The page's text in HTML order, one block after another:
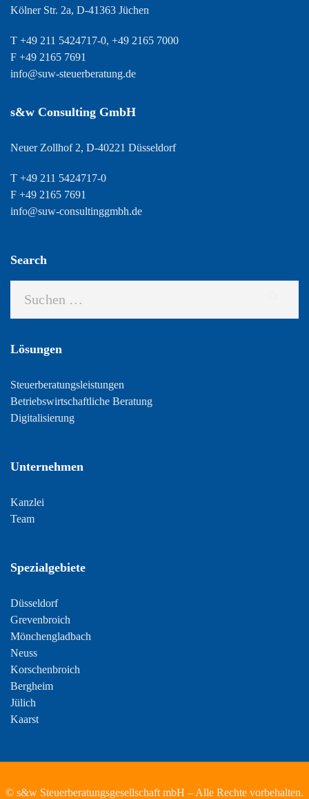
Kölner Str. 2a, D-41363 Jüchen
T +49 211 5424717-0, +49 2165 7000
F +49 2165 7691
info@suw-steuerberatung.de
s&w Consulting GmbH
Neuer Zollhof 2, D-40221 Düsseldorf
T +49 211 5424717-0
F +49 2165 7691
info@suw-consultinggmbh.de
Search
Lösungen
Steuerberatungsleistungen
Betriebswirtschaftliche Beratung
Digitalisierung
Unternehmen
Kanzlei
Team
Spezialgebiete
Düsseldorf
Grevenbroich
Mönchengladbach
Neuss
Korschenbroich
Bergheim
Jülich
Kaarst
© s&w Steuerberatungsgesellschaft mbH – Alle Rechte vorbehalten.